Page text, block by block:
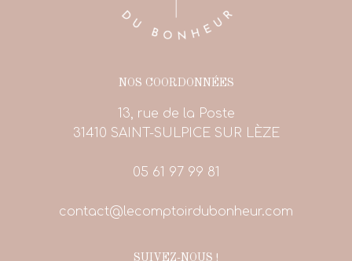
NOS COORDONNÉES
13, rue de la Poste
31410 SAINT-SULPICE SUR LÈZE
05 61 97 99 81
contact@lecomptoirdubonheur.com
SUIVEZ-NOUS !